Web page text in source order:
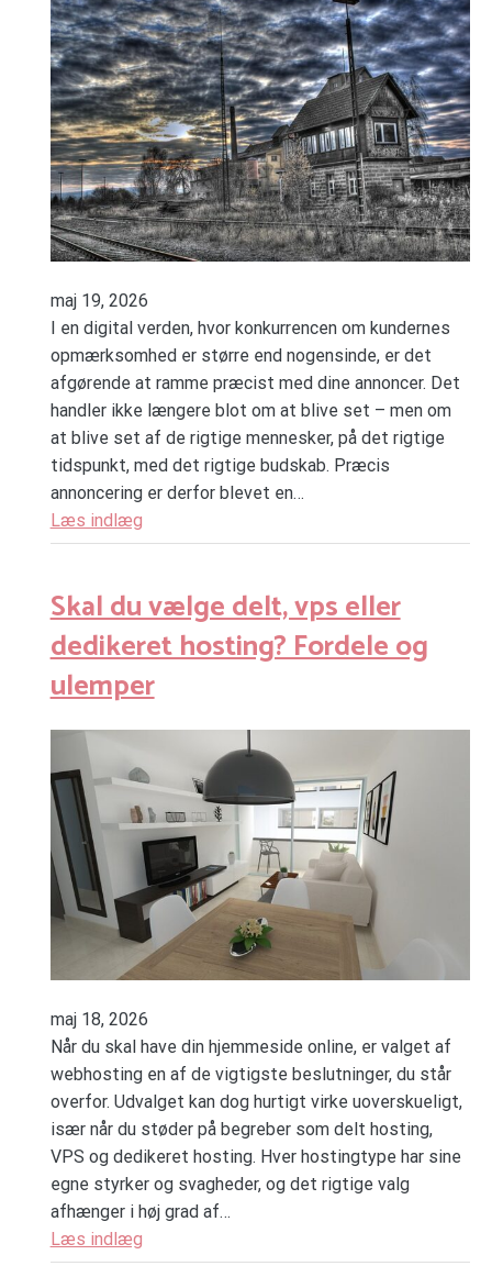
maj 19, 2026
I en digital verden, hvor konkurrencen om kundernes
opmærksomhed er større end nogensinde, er det
afgørende at ramme præcist med dine annoncer. Det
handler ikke længere blot om at blive set – men om
at blive set af de rigtige mennesker, på det rigtige
tidspunkt, med det rigtige budskab. Præcis
annoncering er derfor blevet en…
Læs indlæg
Skal du vælge delt, vps eller
dedikeret hosting? Fordele og
ulemper
maj 18, 2026
Når du skal have din hjemmeside online, er valget af
webhosting en af de vigtigste beslutninger, du står
overfor. Udvalget kan dog hurtigt virke uoverskueligt,
især når du støder på begreber som delt hosting,
VPS og dedikeret hosting. Hver hostingtype har sine
egne styrker og svagheder, og det rigtige valg
afhænger i høj grad af…
Læs indlæg